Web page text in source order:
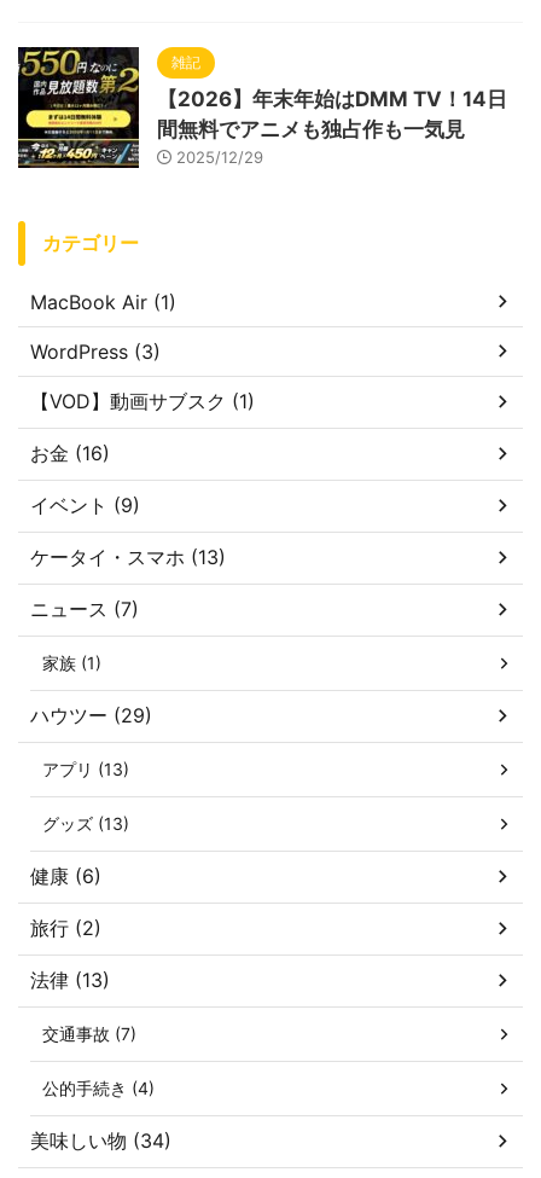
雑記
【2026】年末年始はDMM TV！14日
間無料でアニメも独占作も一気見
2025/12/29
カテゴリー
MacBook Air (1)
WordPress (3)
【VOD】動画サブスク (1)
お金 (16)
イベント (9)
ケータイ・スマホ (13)
ニュース (7)
家族 (1)
ハウツー (29)
アプリ (13)
グッズ (13)
健康 (6)
旅行 (2)
法律 (13)
交通事故 (7)
公的手続き (4)
美味しい物 (34)